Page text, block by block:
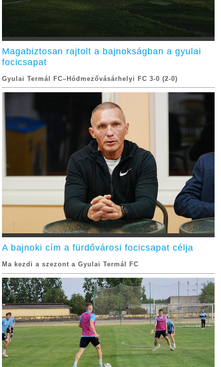
Magabiztosan rajtolt a bajnokságban a gyulai
focicsapat
Gyulai Termál FC–Hódmezővásárhelyi FC 3-0 (2-0)
A bajnoki cím a fürdővárosi focicsapat célja
Ma kezdi a szezont a Gyulai Termál FC